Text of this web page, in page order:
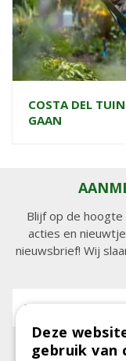
COSTA DEL
GAAN
Blijf op de
acties en
nieuwsbrief! Wij
E-mailadres:
Deze
gebruik van